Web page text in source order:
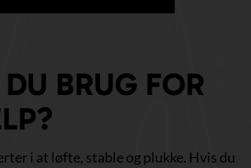
BRUG FOR
i at løfte, stable og plukke. Hvis du